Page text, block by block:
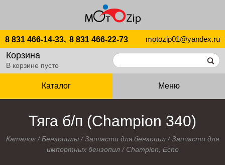
8 831 466-14-33, 8 831 466-22-73 motozip01@yandex.ru
Корзина
В корзине пусто
Каталог Меню
Тяга б/п (Champion 340)
Каталог /Бензопилы /Запчасти для бензопил /Запчасти для
импортных бензопил/ Champion, Echo